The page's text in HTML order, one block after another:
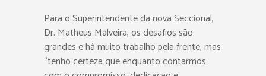
Para o Superintendente da nova Seccional,
Dr. Matheus Malveira, os desafios são
grandes e há muito trabalho pela frente, mas
“tenho certeza que enquanto contarmos